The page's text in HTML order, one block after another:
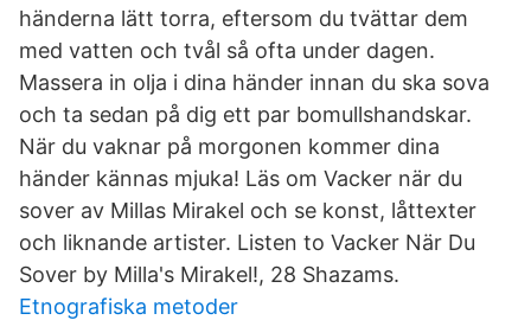
händerna lätt torra, eftersom du tvättar dem
med vatten och tvål så ofta under dagen.
Massera in olja i dina händer innan du ska sova
och ta sedan på dig ett par bomullshandskar.
När du vaknar på morgonen kommer dina
händer kännas mjuka! Läs om Vacker när du
sover av Millas Mirakel och se konst, låttexter
och liknande artister. Listen to Vacker När Du
Sover by Milla's Mirakel!, 28 Shazams.
Etnografiska metoder